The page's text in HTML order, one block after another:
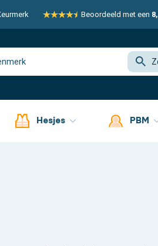
Beoordeeld met een
Hesjes PBM